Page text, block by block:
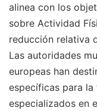
alinea con los
sobre Actividad
reducción relativa
Las autoridades
europeas han
específicas para
especializados en